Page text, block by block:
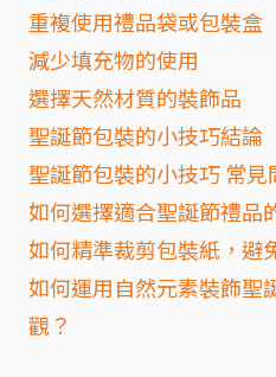
重複使用禮品袋或包裝盒
減少填充物的使用
選擇天然材質的裝飾品
聖誕節包裝的小技巧結論
聖誕節包裝的小技巧 常見
如何選擇適合聖誕節禮品
如何精準裁剪包裝紙，避
如何運用自然元素裝飾聖
觀？